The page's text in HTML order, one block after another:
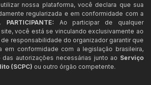
nossa plataforma, você declara que sua
regularizada e em conformidade com a
PARTICIPANTE: Ao participar de qualquer
você está se vinculando exclusivamente ao
de responsabilidade do organizador garantir que
em conformidade com a legislação brasileira,
autorizações necessárias junto ao Serviço
(SCPC) ou outro órgão competente.